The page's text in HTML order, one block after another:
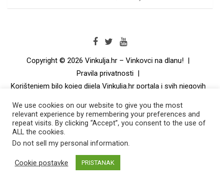
Copyright © 2026 Vinkulja.hr – Vinkovci na dlanu!
Pravila privatnosti
Korištenjem bilo kojeg dijela Vinkulja.hr portala i svih njegovih
pravila korištenja. Korisnici su dužni redovito čitati pravila
korištenja. Smatra se da su kontinuiranim korištenjem
Vinkulja.hr portala ili bilo kojeg njegovog dijela, korisnici u
da su ih razumjeli u cijelosti. Niti jedan dio Vinkulja.hr portala
ne smije se koristiti u nezakonite svrhe niti za promoviranje
istih.
We use cookies on our website to give you the most
relevant experience by remembering your preferences and
repeat visits. By clicking “Accept”, you consent to the use of
ALL the cookies.
Do not sell my personal information.
Cookie postavke PRISTANAK